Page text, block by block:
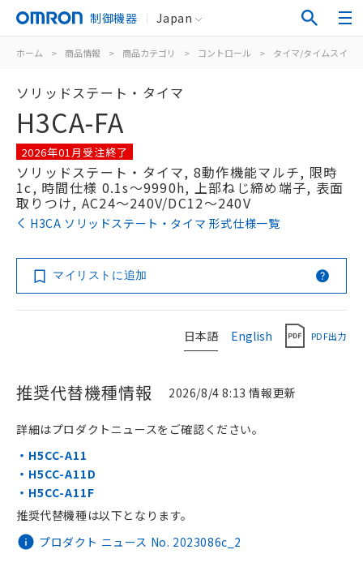
制御機器 Japan
ホーム > 商品情報 > 商品カテゴリ > コントロール > タイマ/タイムスイッ
ソリッドステート・タイマ
H3CA-FA
2026年01月受注終了
ソリッドステート・タイマ, 8動作機能マルチ, 限時
1c, 時間仕様 0.1s～9990h, 上部ねじ締め端子, 表面
取りつけ, AC24～240V/DC12～240V
H3CA ソリッドステート・タイマ 形式仕様一覧
マイリストに追加
日本語 English PDF出力
推奨代替機種情報 2026/8/4 8:13 情報更新
プロダクト ニュース No. 2023086c_2
推奨代替機種は以下となります。
・H5CC-A11
・H5CC-A11D
・H5CC-A11F
詳細はプロダクトニュースをご確認ください。